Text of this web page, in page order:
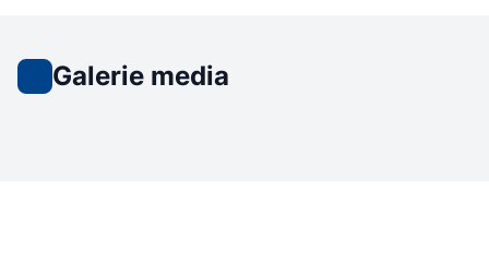
Galerie media